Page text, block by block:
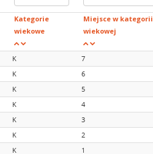
Kategorie
wiekowe
Miejsce w kategorii
wiekowej
K 7
K 6
K 5
K 4
K 3
K 2
K 1